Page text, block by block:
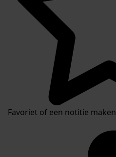
Favoriet of een notitie maken